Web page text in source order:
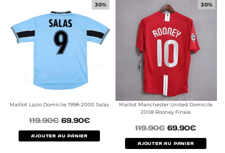
30%
Maillot Lazio Domicile 1998-2000 Salas
119.90€ 69.90€
AJOUTER AU PANIER
30%
Maillot Manchester United Domicile
2008 Rooney Finale
119.90€ 69.90€
AJOUTER AU PANIER